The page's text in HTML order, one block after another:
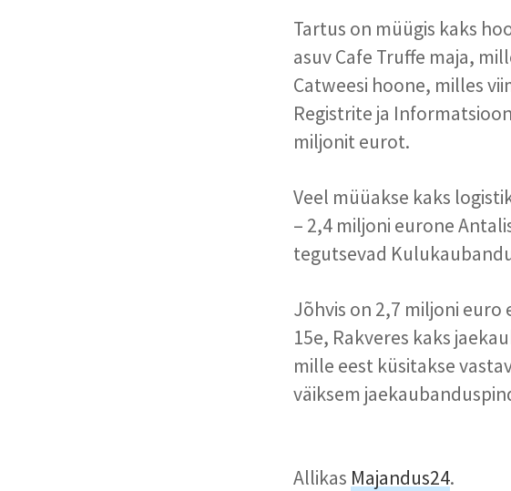
Tartus on müügis kaks
asuv Cafe Truffe maja,
Catweesi hoone, milles
Registrite ja
miljonit eurot.
Veel müüakse kaks
– 2,4 miljoni eurone
tegutsevad
Jõhvis on 2,7 miljoni euro
15e, Rakveres kaks
mille eest küsitakse
väiksem
Allikas Majandus24.